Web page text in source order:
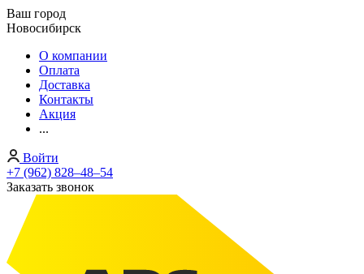
Ваш город
Новосибирск
О компании
Оплата
Доставка
Контакты
Акция
...
Войти
+7 (962) 828‒48‒54
Заказать звонок